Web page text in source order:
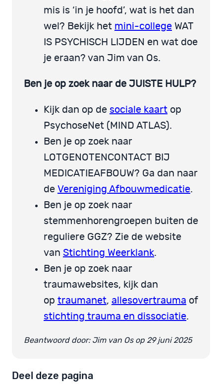
mis is ‘in je hoofd’, wat is het dan
wel? Bekijk het mini-college WAT
IS PSYCHISCH LIJDEN en wat doe
je eraan? van Jim van Os.
Ben je op zoek naar de JUISTE HULP?
Kijk dan op de sociale kaart op
PsychoseNet (MIND ATLAS).
Ben je op zoek naar
LOTGENOTENCONTACT BIJ
MEDICATIEAFBOUW? Ga dan naar
de Vereniging Afbouwmedicatie.
Ben je op zoek naar
stemmenhorengroepen buiten de
reguliere GGZ? Zie de website
van Stichting Weerklank.
Ben je op zoek naar
traumawebsites, kijk dan
op traumanet, allesovertrauma of
stichting trauma en dissociatie.
Beantwoord door: Jim van Os op 29 juni 2025
Deel deze pagina